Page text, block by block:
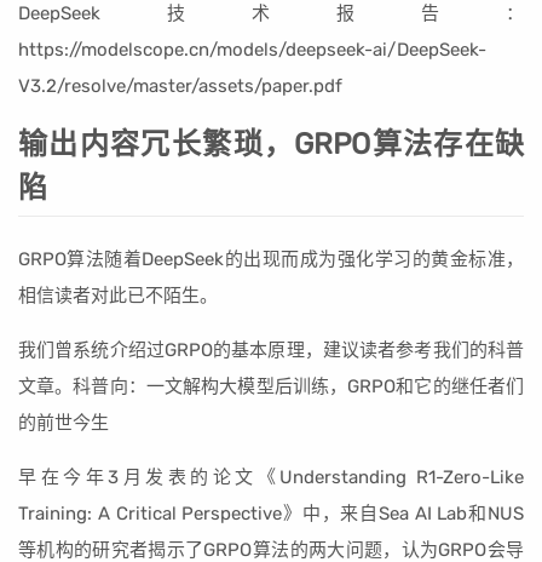
DeepSeek技术报告：
https://modelscope.cn/models/deepseek-ai/DeepSeek-
V3.2/resolve/master/assets/paper.pdf
输出内容冗长繁琐，GRPO算法存在缺
陷
GRPO算法随着DeepSeek的出现而成为强化学习的黄金标准，
相信读者对此已不陌生。
我们曾系统介绍过GRPO的基本原理，建议读者参考我们的科普
文章。科普向：一文解构大模型后训练，GRPO和它的继任者们
的前世今生
早在今年3月发表的论文《Understanding R1-Zero-Like
Training: A Critical Perspective》中，来自Sea AI Lab和NUS
等机构的研究者揭示了GRPO算法的两大问题，认为GRPO会导